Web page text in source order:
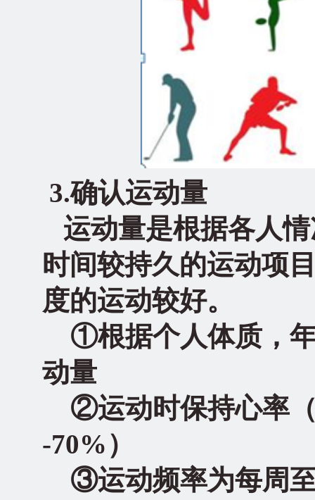
3.确认运动量
运动量是根据各人
时间较持久的运动项
度的运动较好。
①根据个人体质，年
动量
②运动时保持心率（
-70%）
③运动频率为每周至